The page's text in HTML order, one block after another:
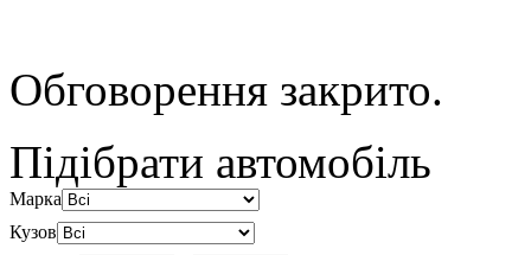
Обговорення закрито.
Підібрати автомобіль
Марка
Кузов